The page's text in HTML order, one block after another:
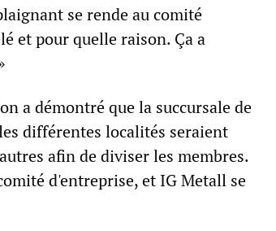
se rende au comité
et pour quelle raison. Ça a
a démontré que la succursale de
différentes localités seraient
afin de diviser les membres.
d'entreprise, et IG Metall se